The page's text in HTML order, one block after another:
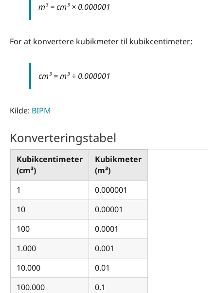
m³ = cm³ × 0.000001
For at konvertere kubikmeter til kubikcentimeter:
cm³ = m³ ÷ 0.000001
Kilde: BIPM
Konverteringstabel
Kubikcentimeter
(cm³)
Kubikmeter
(m³)
1
0.000001
10
0.00001
100
0.0001
1.000
0.001
10.000
0.01
100.000
0.1